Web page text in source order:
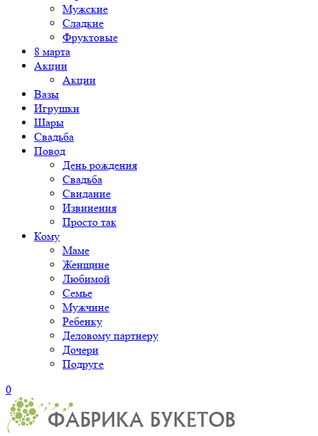
Мужские
Сладкие
Фруктовые
8 марта
Акции
Акции
Вазы
Игрушки
Шары
Свадьба
Повод
День рождения
Свадьба
Свидание
Извинения
Просто так
Кому
Маме
Женщине
Любимой
Семье
Мужчине
Ребенку
Деловому партнеру
Дочери
Подруге
0